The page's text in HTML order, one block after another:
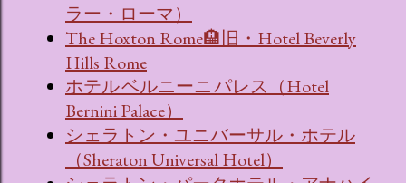
ラー・ローマ）
The Hoxton Rome🏨旧・Hotel Beverly
Hills Rome
ホテル ベルニーニ パレス（Hotel
Bernini Palace）
シェラトン・ユニバーサル・ホテル
（Sheraton Universal Hotel）